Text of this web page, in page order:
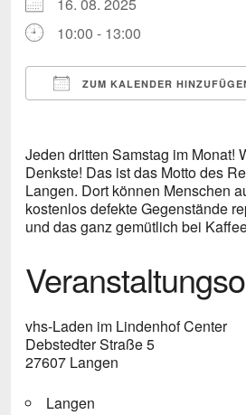
16. 08. 2025
10:00 - 13:00
ZUM KALENDER
Jeden dritten Samstag im Monat!
Denkste! Das ist das Motto des
Langen. Dort können Menschen
kostenlos defekte Gegenstände
und das ganz gemütlich bei
vhs-Laden im Lindenhof Center
Debstedter Straße 5
27607 Langen
Langen